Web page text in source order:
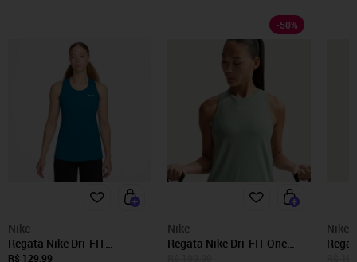
Nike
Regata Nike Dri-FIT
Feminina
R$ 129,99
-50%
Nike
Regata Nike Dri-FIT One
Nike